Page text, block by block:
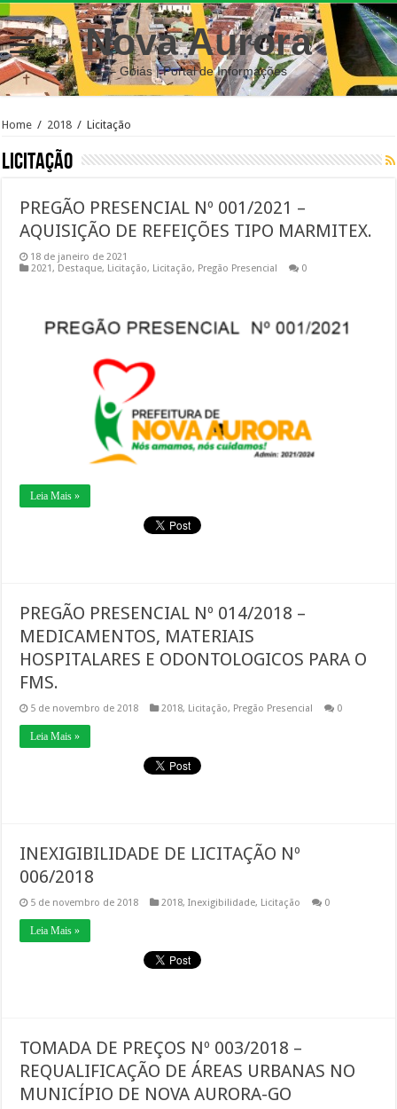
Nova Aurora
– Goiás | Portal de Informações
Home / 2018 / Licitação
Licitação
PREGÃO PRESENCIAL Nº 001/2021 –
AQUISIÇÃO DE REFEIÇÕES TIPO MARMITEX.
18 de janeiro de 2021
2021, Destaque, Licitação, Licitação, Pregão Presencial 0
Leia Mais »
PREGÃO PRESENCIAL Nº 014/2018 –
MEDICAMENTOS, MATERIAIS
HOSPITALARES E ODONTOLOGICOS PARA O
FMS.
5 de novembro de 2018 2018, Licitação, Pregão Presencial 0
Leia Mais »
INEXIGIBILIDADE DE LICITAÇÃO Nº
006/2018
5 de novembro de 2018 2018,Inexigibilidade, Licitação 0
Leia Mais »
TOMADA DE PREÇOS Nº 003/2018 –
REQUALIFICAÇÃO DE ÁREAS URBANAS NO
MUNICÍPIO DE NOVA AURORA-GO